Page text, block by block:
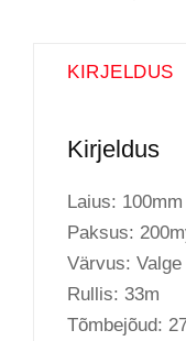
KIRJELDUS
Kirjeldus
Laius: 100mm
Paksus:
Värvus: Valge
Rullis: 33m
Tõmbejõud: